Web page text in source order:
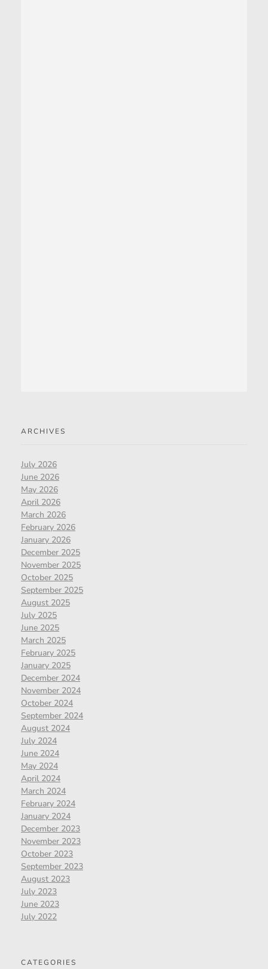
ARCHIVES
July 2026
June 2026
May 2026
April 2026
March 2026
February 2026
January 2026
December 2025
November 2025
October 2025
September 2025
August 2025
July 2025
June 2025
March 2025
February 2025
January 2025
December 2024
November 2024
October 2024
September 2024
August 2024
July 2024
June 2024
May 2024
April 2024
March 2024
February 2024
January 2024
December 2023
November 2023
October 2023
September 2023
August 2023
July 2023
June 2023
July 2022
CATEGORIES